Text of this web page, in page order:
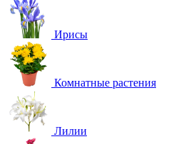
Ирисы
Комнатные растения
Лилии